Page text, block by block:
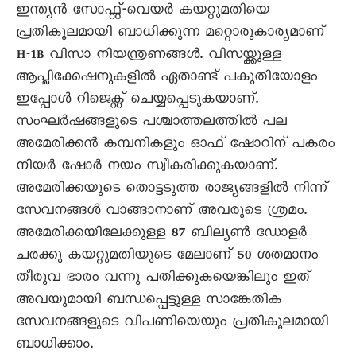
ഇന്ത്യൻ സോഫ്റ്റ്-വെയർ കയറ്റുമതിയെ
പ്രതികൂലമായി ബാധിക്കുന്ന മറ്റൊരുകാര്യമാണ്
H-1B വിസാ നിയന്ത്രണങ്ങൾ. വിസയ്ക്കുള്ള
ആപ്ലിക്കേഷനുകളിൽ ഏതാണ്ട് പകുതിയോളം
ഇപ്പോൾ റിജെക്റ്റ് ചെയ്യപ്പെടുകയാണ്.
സംഘർഷങ്ങളുടെ പശ്ചാത്തലത്തിൽ പല
അമേരിക്കൻ കമ്പനികളും ഓഫ് ഷോറിന് പകരം
നിയർ ഷോർ നയം സ്വീകരിക്കുകയാണ്.
അമേരിക്കയുടെ തൊട്ടടുത്ത രാജ്യങ്ങളിൽ നിന്ന്
സേവനങ്ങൾ വാങ്ങാനാണ് അവരുടെ ശ്രമം.
അമേരിക്കയിലേക്കുള്ള 87 ബില്യൺ ഡോളർ
ചരക്കു കയറ്റുമതിയുടെ മേലാണ് 50 ശതമാനം
തീരുവ ഭാരം വന്നു പതിക്കുകയെങ്കിലും ഇത്
അവയുമായി ബന്ധപ്പെട്ടുള്ള സാങ്കേതിക
സേവനങ്ങളുടെ വിപണിയെയും പ്രതികൂലമായി
ബാധിക്കാം.